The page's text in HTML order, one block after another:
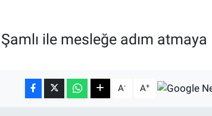
ile mesleğe adım atmaya
A- A+